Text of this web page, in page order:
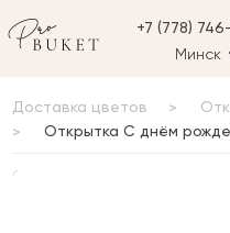
+7 (778)
Минск
Доставка цветов
Открытка С днём